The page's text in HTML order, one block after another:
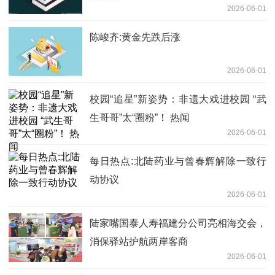
2026-06-01
陈峻齐:黄金先跌后涨
2026-06-01
校园“追星”新姿势：非遗大戏进校园 “武
生哥哥”太“圈粉”！ 热闻
2026-06-01
每日热点:北陆药业与曾春辉解除一致行
动协议
2026-06-01
陆家嘴国泰人寿福建分公司亮相海交会，
消保驿站护航两岸客商
2026-06-01